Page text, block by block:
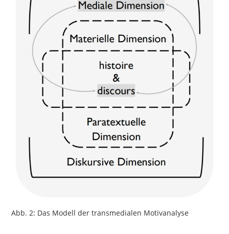
Abb. 2: Das Modell der transmedialen Motivanalyse